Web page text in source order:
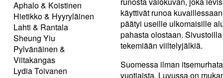
Aphalo & Koistinen
Hietikko & Hyyryläinen
Lahti & Rantala
Sheung Yiu
Pylvänäinen &
Viitakangas
Lydia Toivanen
käyttivät runoa
päätyi useille ulkomaisille
pahasta olostaan.
tekemiään viiltelyjälkiä.
Suomessa ilman
vuotiaista. Luvussa on